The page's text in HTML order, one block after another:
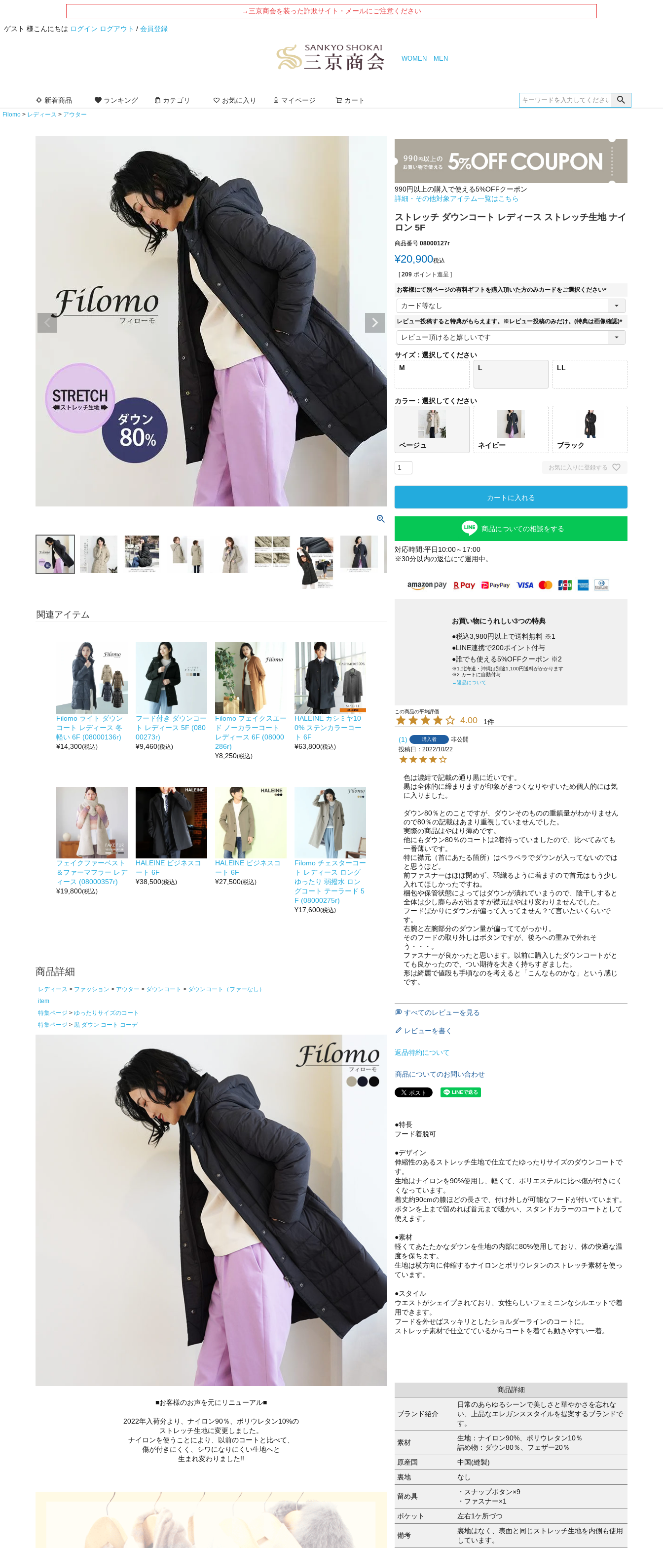
→三京商会を装った詐欺サイト・メールにご注意ください
ゲスト 様こんにちは ログイン ログアウト / 会員登録
WOMEN MEN
新着商品 ランキング カテゴリ お気に入り マイページ カート
Filomo レディース アウター
ベージュ ネイビー
関連アイテム
Filomo ライト ダウン
コート レディース 冬
軽い 6F (08000136r)
¥14,300(税込)
フード付き ダウンコー
ト レディース 5F (080
00273r)
¥9,460(税込)
Filomo フェイクスエー
ド ノーカラーコート
レディース 6F (08000
286r)
¥8,250(税込)
HALEINE カシミヤ10
0% ステンカラーコー
ト 6F
¥63,800(税込)
フェイクファーベスト
＆ファーマフラー レデ
ィース (08000357r)
¥19,800(税込)
HALEINE ビジネスコ
ート 6F
¥38,500(税込)
HALEINE ビジネスコ
ート 6F
¥27,500(税込)
Filomo チェスターコー
ト レディース ロング
ゆったり 弱撥水 ロン
グコート テーラード 5
F (08000275r)
¥17,600(税込)
商品詳細
レディース ファッション アウター ダウンコート
ダウンコート（ファーなし）
item
特集ページ
ゆったりサイズのコート
特集ページ
黒 ダウン コート コーデ
■お客様のお声を元にリニューアル■
2022年入荷分より、ナイロン90％、ポリウレタン10%の
ストレッチ生地に変更しました。
ナイロンを使うことにより、以前のコートと比べて、
傷が付きにくく、シワになりにくい生地へと
生まれ変わりました!!
990円以上の購入で使える5%OFFクーポン
詳細・その他対象アイテム一覧はこちら
ストレッチ ダウンコート レディース ストレッチ生地 ナイ
ロン 5F
商品番号 08000127r
¥20,900税込
[ 209 ポイント進呈 ]
お客様にて別ページの有料ギフトを購入頂いた方のみカードをご選択ください
(
須
レビュー投稿すると特典がもらえます。※レビュー投稿のみだけ。(特典は画像確認)
(
)
サイズ
選択してください
M
L LL
カラー 選択してください
ベージュ ネイビー ブラック
お気に入りに登録する
カートに入れる
商品についての相談をする
対応時間:平日10:00～17:00
※30分以内の返信にて運用中。
お買い物にうれしい3つの特典
●税込3,980円以上で送料無料 ※1
●LINE連携で200ポイント付与
●誰でも使える5%OFFクーポン ※2
※1.北海道・沖縄は別途1,100円送料がかかります
※2.カートに自動付与
→返品について
4.00 1
1 購入者
非公開
投稿日
2022/10/22
色は濃紺で記載の通り黒に近いです。
黒は全体的に締まりますが印象がきつくなりやすいため個人的には気
に入りました。
ダウン80％とのことですが、ダウンそのものの重鎮量がわかりません
ので80％の記載はあまり重視していませんでした。
実際の商品はやはり薄めです。
他にもダウン80％のコートは2着持っていましたので、比べてみても
一番薄いです。
特に襟元（首にあたる箇所）はペラペラでダウンが入ってないのでは
と思うほど。
前ファスナーはほぼ閉めず、羽織るように着ますので首元はもう少し
入れてほしかったですね。
梱包や保管状態によってはダウンが潰れていまうので、陰干しすると
全体は少し膨らみが出ますが襟元はやはり変わりませんでした。
フードばかりにダウンが偏って入ってません？て言いたいくらいで
す。
右腕と左腕部分のダウン量が偏っててがっかり。
そのフードの取り外しはボタンですが、後ろへの重みで外れそ
う・・・。
ファスナーが良かったと思います。以前に購入したダウンコートがと
ても良かったので、つい期待を大きく持ちすぎました。
形は綺麗で値段も手頃なのを考えると「こんなものかな」という感じ
です。
すべてのレビューを見る
レビューを書く
返品特約について
商品についてのお問い合わせ
●特長
フード着脱可
●デザイン
伸縮性のあるストレッチ生地で仕立てたゆったりサイズのダウンコートで
す。
生地はナイロンを90%使用し、軽くて、ポリエステルに比べ傷が付きにく
くなっています。
着丈約90cmの膝ほどの長さで、付け外しが可能なフードが付いています。
ボタンを上まで留めれば首元まで暖かい、スタンドカラーのコートとして
使えます。
●素材
軽くてあたたかなダウンを生地の内部に80%使用しており、体の快適な温
度を保ちます。
生地は横方向に伸縮するナイロンとポリウレタンのストレッチ素材を使っ
ています。
●スタイル
ウエストがシェイプされており、女性らしいフェミニンなシルエットで着
用できます。
フードを外せばスッキリとしたショルダーラインのコートに。
ストレッチ素材で仕立てているからコートを着ても動きやすい一着。
商品詳細
ブランド紹介
日常のあらゆるシーンで美しさと華やかさを忘れな
い、上品なエレガンススタイルを提案するブランドで
す。
素材
生地：ナイロン90%、ポリウレタン10％
詰め物：ダウン80％、フェザー20％
原産国
中国(縫製)
裏地
なし
留め具
・スナップボタン×9
・ファスナー×1
ポケット
左右1ケ所づつ
備考
裏地はなく、表面と同じストレッチ生地を内側も使用
しています。